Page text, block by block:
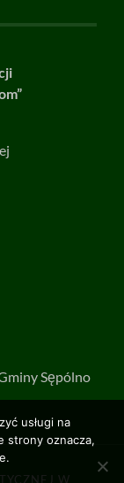
Sępólno
W
usługi na
strony oznacza,